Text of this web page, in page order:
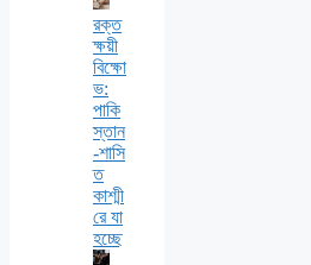
রক্ত
ক্ষয়ী
বিক্ষো
ভ:
পাকি
স্তান
-শাসি
ত
কাশ্মী
রে যা
হচ্ছে